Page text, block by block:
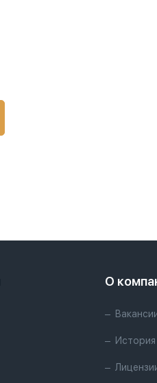
О
История